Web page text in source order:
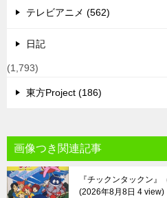
テレビアニメ (562)
日記
(1,793)
東方Project (186)
画像つき関連記事
『チックンタックン』
2026年8月8日 4 view